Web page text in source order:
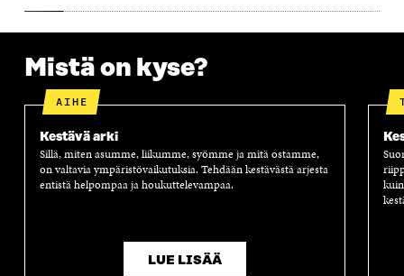
Mistä on kyse?
AIHE
Kestävä arki
Sillä, miten asumme, liikumme, syömme ja mitä ostamme,
on valtavia ympäristövaikutuksia. Tehdään kestävästä arjesta
entistä helpompaa ja houkuttelevampaa.
LUE LISÄÄ